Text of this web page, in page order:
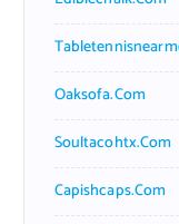
Oaksofa.com
Soultacohtx.com
Capishcaps.com